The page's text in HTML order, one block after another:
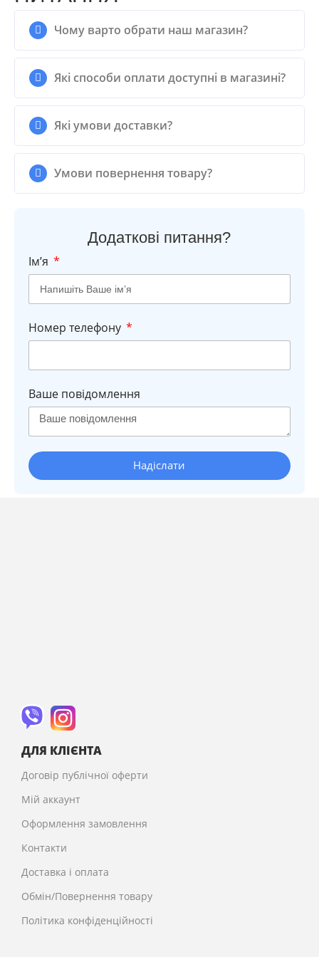
Чому варто обрати наш магазин?
Які способи оплати доступні в магазині?
Які умови доставки?
Умови повернення товару?
Додаткові питання?
Імʼя
Номер телефону
Ваше повідомлення
Надіслати
ДЛЯ КЛІЄНТА
Договір публічної оферти
Мій аккаунт
Оформлення замовлення
Контакти
Доставка і оплата
Обмін/Повернення товару
Політика конфіденційності